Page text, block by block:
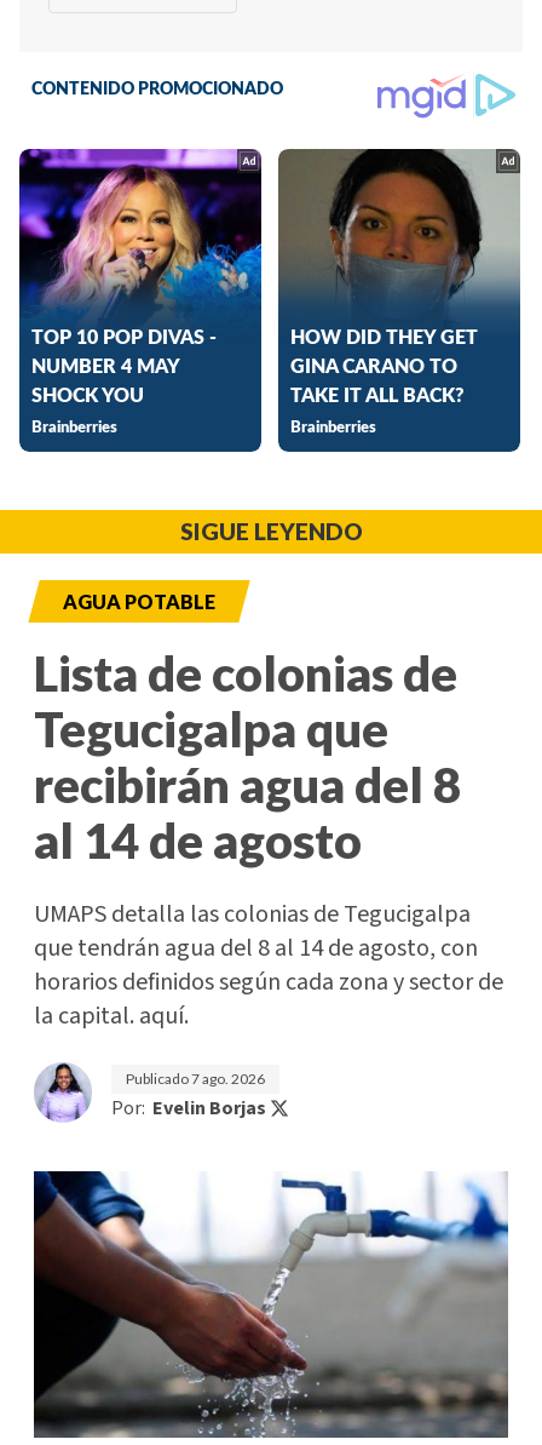
SIGUE LEYENDO
AGUA POTABLE
Lista de colonias de
Tegucigalpa que
recibirán agua del 8
al 14 de agosto
UMAPS detalla las colonias de Tegucigalpa
que tendrán agua del 8 al 14 de agosto, con
horarios definidos según cada zona y sector de
la capital. aquí.
Publicado7 ago. 2026
Por: Evelin Borjas